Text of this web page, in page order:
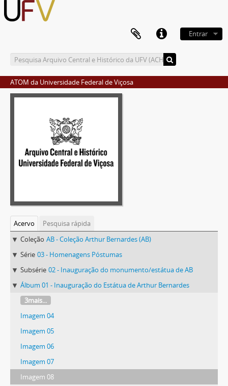
Entrar
ATOM da Universidade Federal de Viçosa
Acervo
Pesquisa rápida
Coleção AB - Coleção Arthur Bernardes (AB)
Série 03 - Homenagens Póstumas
Subsérie 02 - Inauguração do monumento/estátua de AB
Álbum 01 - Inauguração do Estátua de Arthur Bernardes
3mais...
Imagem 04
Imagem 05
Imagem 06
Imagem 07
Imagem 08